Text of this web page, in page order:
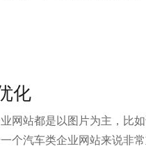
化
网站都是以图片为主，比
个汽车类企业网站来说非